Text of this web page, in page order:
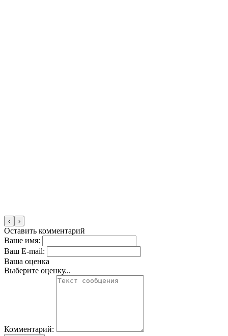
‹ ›
Оставить комментарий
Ваше имя:
Ваш E-mail:
Ваша оценка
Выберите оценку...
Комментарий: